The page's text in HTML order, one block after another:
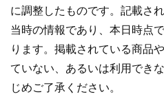
に調整したものです。記載さ
当時の情報であり、本日時点
ります。掲載されている商品
ていない、あるいは利用でき
じめご了承ください。